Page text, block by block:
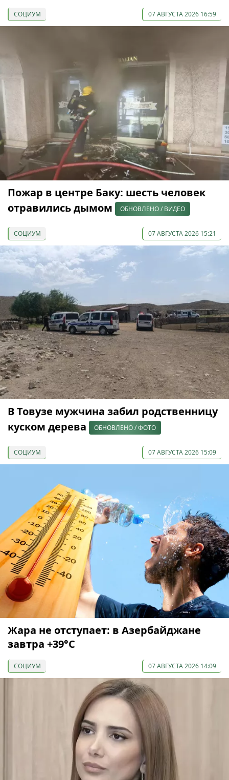
СОЦИУМ 07 АВГУСТА 2026 16:59
Пожар в центре Баку: шесть человек
отравились дымом
ОБНОВЛЕНО / ВИДЕО
СОЦИУМ 07 АВГУСТА 2026 15:21
В Товузе мужчина забил родственницу
куском дерева
ОБНОВЛЕНО / ФОТО
СОЦИУМ 07 АВГУСТА 2026 15:09
Жара не отступает: в Азербайджане
завтра +39°С
СОЦИУМ 07 АВГУСТА 2026 14:09